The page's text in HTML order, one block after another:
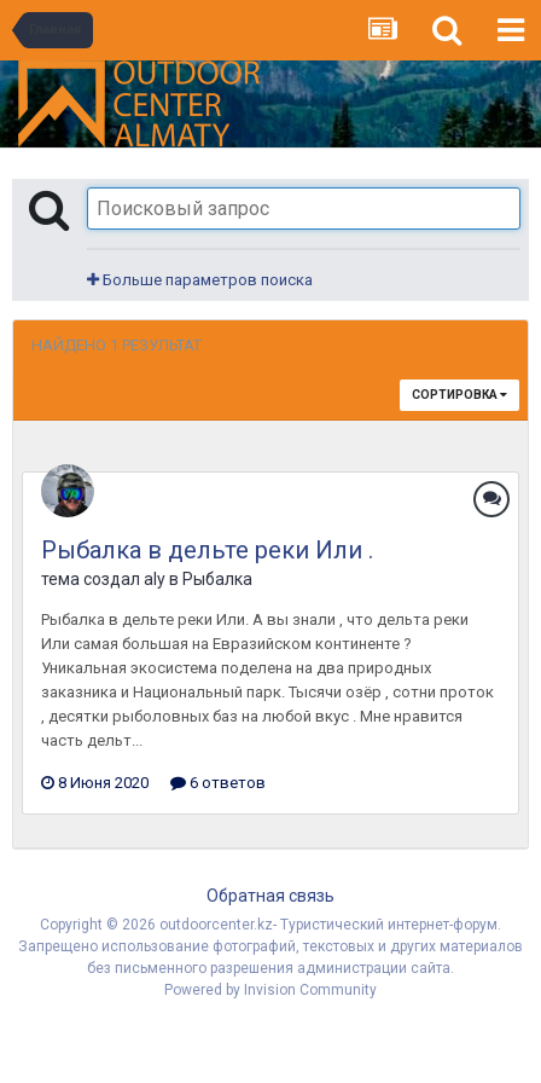
Больше параметров поиска
НАЙДЕНО 1 РЕЗУЛЬТАТ
СОРТИРОВКА
Рыбалка в дельте реки Или .
тема создал alyв Рыбалка
Рыбалка в дельте реки Или. А вы знали , что дельта реки
Или самая большая на Евразийском континенте ?
Уникальная экосистема поделена на два природных
заказника и Национальный парк. Тысячи озёр , сотни проток
, десятки рыболовных баз на любой вкус . Мне нравится
часть дельт...
8 Июня 2020 6 ответов
Обратная связь
Copyright © 2026 outdoorcenter.kz- Туристический интернет-форум.
Запрещено использование фотографий, текстовых и других материалов
без письменного разрешения администрации сайта.
Powered by Invision Community